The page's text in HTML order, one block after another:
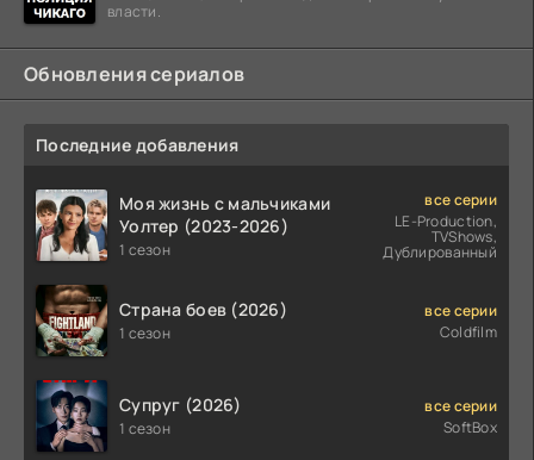
власти.
Обновления сериалов
Последние добавления
Моя жизнь с мальчиками
Уолтер (2023-2026)
1 сезон
все серии
LE-Production,
TVShows,
Дублированный
Страна боев (2026)
1 сезон
все серии
Coldfilm
Супруг (2026)
1 сезон
все серии
SoftBox